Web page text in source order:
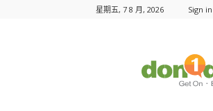
星期五, 7 8 月, 2026 Sign